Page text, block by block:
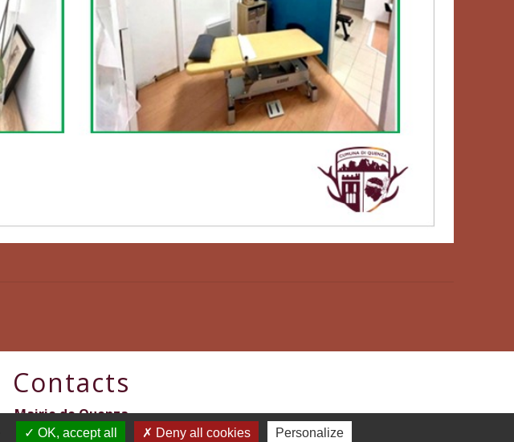
Contacts
Mairie de Quenza
2 Piazza di a Ghjesia
OK, accept all Deny all cookies Personalize